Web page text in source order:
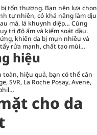
tổn thương. Bạn nên lựa chọn
tự nhiên, có khả năng làm dịu
má, lá khuynh diệp… Cùng
trì độ ẩm và kiểm soát dầu.
khiến da bị mụn nhiều và
rửa mạnh, chất tạo mùi…
hiệu
hiệu quả, bạn có thể cân
SVR, La Roche Posay, Avene,
cho da